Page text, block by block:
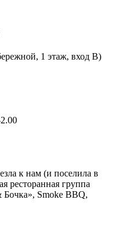
1 этаж, вход В)
к нам (и поселила в
ресторанная группа
Smoke BBQ,